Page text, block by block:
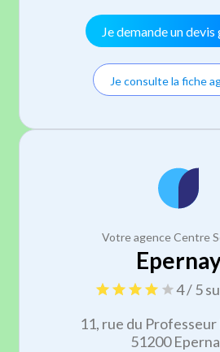
Je demande un
Je consulte la fiche
Votre agence Centre
4 / 5
11, rue du
51200